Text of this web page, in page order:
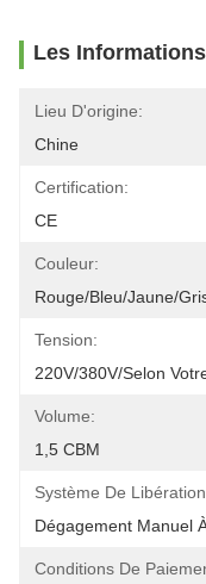
Les
Lieu D'origine:
Chine
Certification:
CE
Couleur:
Rouge/bleu/jaune/
Tension:
220V/380V/selon
Volume:
1,5 CBM
Système De
Dégagement Manuel
Conditions De